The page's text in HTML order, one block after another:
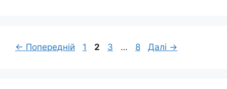
← Попередній Сторінка
1 Сторінка
2 Сторінка
3 … Сторінка
8 Далі →